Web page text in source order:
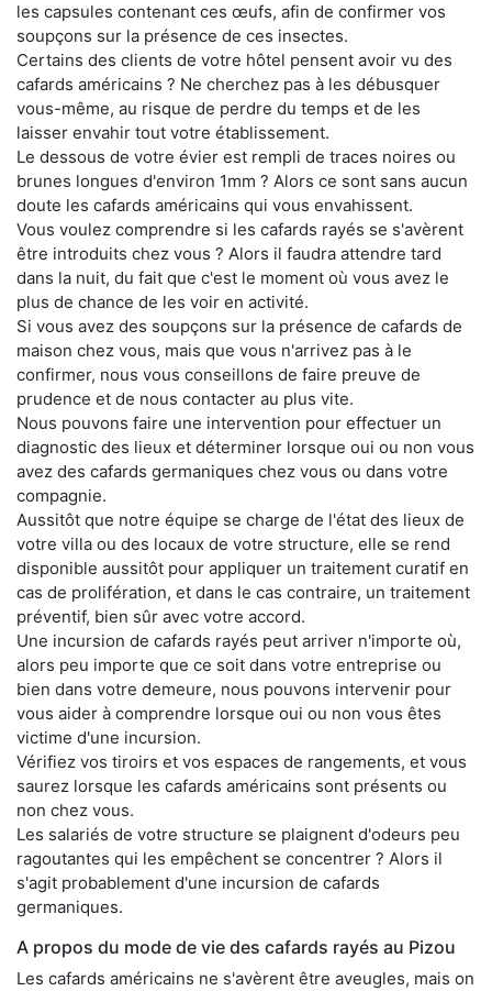
les capsules contenant ces œufs, afin de confirmer vos
soupçons sur la présence de ces insectes.
Certains des clients de votre hôtel pensent avoir vu des
cafards américains ? Ne cherchez pas à les débusquer
vous-même, au risque de perdre du temps et de les
laisser envahir tout votre établissement.
Le dessous de votre évier est rempli de traces noires ou
brunes longues d'environ 1mm ? Alors ce sont sans aucun
doute les cafards américains qui vous envahissent.
Vous voulez comprendre si les cafards rayés se s'avèrent
être introduits chez vous ? Alors il faudra attendre tard
dans la nuit, du fait que c'est le moment où vous avez le
plus de chance de les voir en activité.
Si vous avez des soupçons sur la présence de cafards de
maison chez vous, mais que vous n'arrivez pas à le
confirmer, nous vous conseillons de faire preuve de
prudence et de nous contacter au plus vite.
Nous pouvons faire une intervention pour effectuer un
diagnostic des lieux et déterminer lorsque oui ou non vous
avez des cafards germaniques chez vous ou dans votre
compagnie.
Aussitôt que notre équipe se charge de l'état des lieux de
votre villa ou des locaux de votre structure, elle se rend
disponible aussitôt pour appliquer un traitement curatif en
cas de prolifération, et dans le cas contraire, un traitement
préventif, bien sûr avec votre accord.
Une incursion de cafards rayés peut arriver n'importe où,
alors peu importe que ce soit dans votre entreprise ou
bien dans votre demeure, nous pouvons intervenir pour
vous aider à comprendre lorsque oui ou non vous êtes
victime d'une incursion.
Vérifiez vos tiroirs et vos espaces de rangements, et vous
saurez lorsque les cafards américains sont présents ou
non chez vous.
Les salariés de votre structure se plaignent d'odeurs peu
ragoutantes qui les empêchent se concentrer ? Alors il
s'agit probablement d'une incursion de cafards
germaniques.
A propos du mode de vie des cafards rayés au Pizou
Les cafards américains ne s'avèrent être aveugles, mais on